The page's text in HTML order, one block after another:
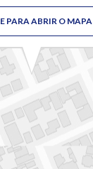
PARA ABRIR O MAPA